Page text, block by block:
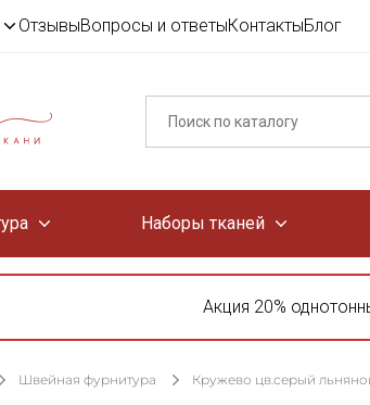
ОтзывыВопросы и ответыКонтактыБлог
Наборы тканей
Акция 20%
Швейная фурнитура Кружево цв.серый